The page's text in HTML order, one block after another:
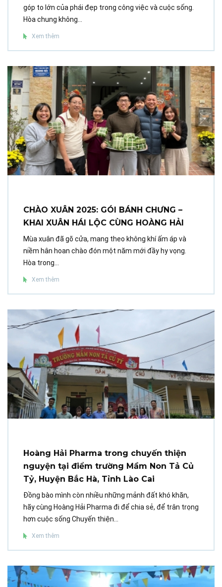
góp to lớn của phái đẹp trong công việc và cuộc sống.
Hòa chung không...
Xem thêm
CHÀO XUÂN 2025: GÓI BÁNH CHƯNG –
KHAI XUÂN HÁI LỘC CÙNG HOÀNG HẢI
Mùa xuân đã gõ cửa, mang theo không khí ấm áp và
niềm hân hoan chào đón một năm mới đầy hy vọng.
Hòa trong...
Xem thêm
Hoàng Hải Pharma trong chuyến thiện
nguyện tại điểm trường Mầm Non Tả Củ
Tỷ, Huyện Bắc Hà, Tỉnh Lào Cai
Đồng bào mình còn nhiều những mảnh đất khó khăn,
hãy cùng Hoàng Hải Pharma đi để chia sẻ, để trân trọng
hơn cuộc sống Chuyến thiện...
Xem thêm